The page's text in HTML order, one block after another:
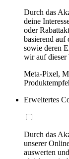
Durch das
deine
oder
basierend auf
sowie deren
wir auf dieser
Meta-Pixel,
Erweitertes
Durch das
unserer
auswerten